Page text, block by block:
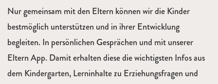
Nur gemeinsam mit den Eltern können wir die Kinder
bestmöglich unterstützen und in ihrer Entwicklung
begleiten. In persönlichen Gesprächen und mit unserer
Eltern App. Damit erhalten diese die wichtigsten Infos aus
dem Kindergarten, Lerninhalte zu Erziehungsfragen und